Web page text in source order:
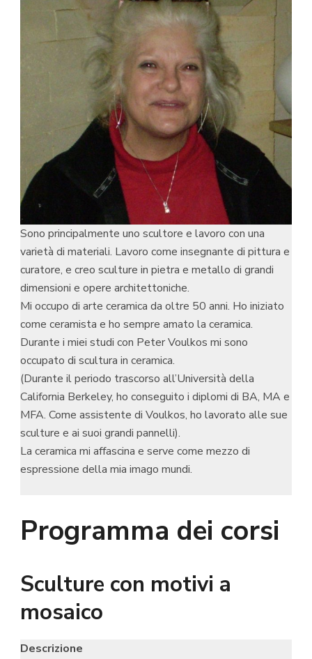
Sono principalmente uno scultore e lavoro con una
varietà di materiali. Lavoro come insegnante di pittura e
curatore, e creo sculture in pietra e metallo di grandi
dimensioni e opere architettoniche.
Mi occupo di arte ceramica da oltre 50 anni. Ho iniziato
come ceramista e ho sempre amato la ceramica.
Durante i miei studi con Peter Voulkos mi sono
occupato di scultura in ceramica.
(Durante il periodo trascorso all’Università della
California Berkeley, ho conseguito i diplomi di BA, MA e
MFA. Come assistente di Voulkos, ho lavorato alle sue
sculture e ai suoi grandi pannelli).
La ceramica mi affascina e serve come mezzo di
espressione della mia imago mundi.
Programma dei corsi
Sculture con motivi a
mosaico
Descrizione